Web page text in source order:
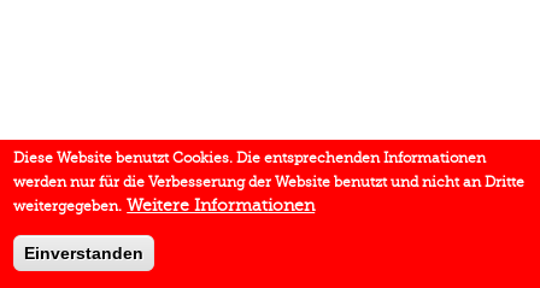
Diese Website benutzt Cookies. Die entsprechenden Informationen
werden nur für die Verbesserung der Website benutzt und nicht an Dritte
weitergegeben. Weitere Informationen
Einverstanden